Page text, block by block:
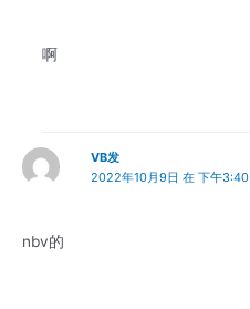
啊
VB发
2022年10月9日 在 下午3:40
nbv的